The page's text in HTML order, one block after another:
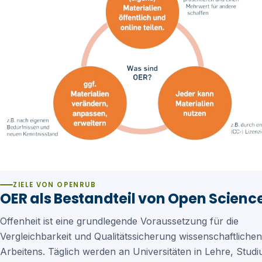
ZIELE VON OPENRUB
OER als Bestandteil von Open
Offenheit ist eine grundlegende Voraussetzung für die
Vergleichbarkeit und Qualitätssicherung wissenschaftlichen
Arbeitens. Täglich werden an Universitäten in Lehre,